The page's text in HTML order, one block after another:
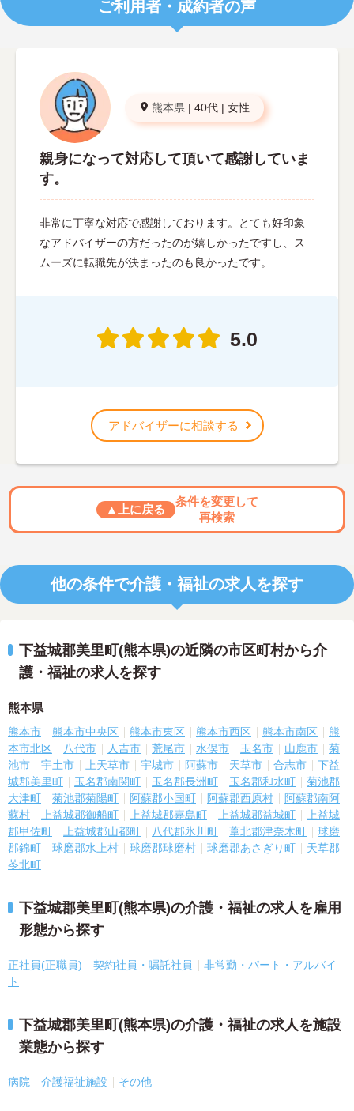
ご利用者・成約者の声
熊本県 | 40代 | 女性
親身になって対応して頂いて感謝していま
す。
非常に丁寧な対応で感謝しております。とても好印象
なアドバイザーの方だったのが嬉しかったですし、ス
ムーズに転職先が決まったのも良かったです。
5.0
アドバイザーに相談する
▲上に戻る
条件を変更して
再検索
他の条件で介護・福祉の求人を探す
下益城郡美里町(熊本県)の近隣の市区町村から介
護・福祉の求人を探す
熊本県
熊本市 熊本市中央区 熊本市東区 熊本市西区 熊本市南区
熊
本市北区
八代市 人吉市 荒尾市 水俣市 玉名市 山鹿市
菊
池市
宇土市 上天草市 宇城市 阿蘇市 天草市 合志市
下益
城郡美里町
玉名郡南関町 玉名郡長洲町 玉名郡和水町
菊池郡
大津町
菊池郡菊陽町 阿蘇郡小国町 阿蘇郡西原村
阿蘇郡南阿
蘇村
上益城郡御船町 上益城郡嘉島町 上益城郡益城町
上益城
郡甲佐町
上益城郡山都町 八代郡氷川町 葦北郡津奈木町
球磨
郡錦町
球磨郡水上村 球磨郡球磨村 球磨郡あさぎり町
天草郡
苓北町
下益城郡美里町(熊本県)の介護・福祉の求人を雇用
形態から探す
正社員(正職員) 契約社員・嘱託社員
非常勤・パート・アルバイ
ト
下益城郡美里町(熊本県)の介護・福祉の求人を施設
業態から探す
病院 介護福祉施設 その他